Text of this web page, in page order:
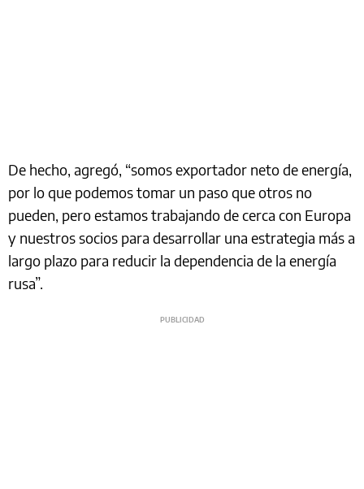
De hecho, agregó, “somos exportador neto de energía,
por lo que podemos tomar un paso que otros no
pueden, pero estamos trabajando de cerca con Europa
y nuestros socios para desarrollar una estrategia más a
largo plazo para reducir la dependencia de la energía
rusa”.